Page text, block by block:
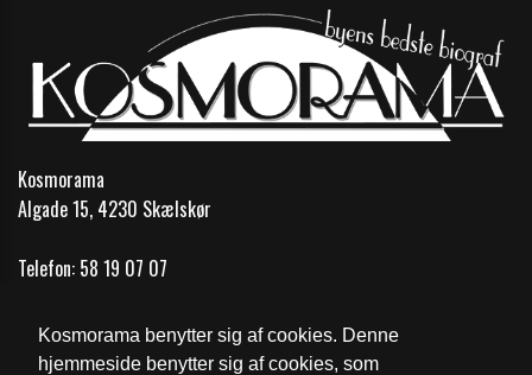
Kosmorama benytter sig af cookies. Denne
hjemmeside benytter sig af cookies, som
Kosmorama
Algade 15, 4230 Skælskør
Telefon: 58 19 07 07
Åbningstider